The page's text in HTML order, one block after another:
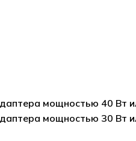
мощностью 40 Вт
мощностью 30 Вт